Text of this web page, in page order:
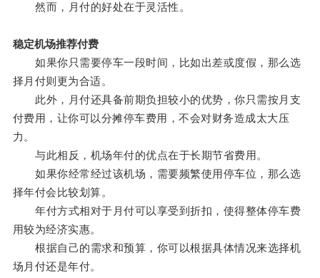
然而，月付的好处在于灵活性。
稳定机场推荐付费
如果你只需要停车一段时间，比如出差或度假，那么选
择月付则更为合适。
此外，月付还具备前期负担较小的优势，你只需按月支
付费用，让你可以分摊停车费用，不会对财务造成太大压
力。
与此相反，机场年付的优点在于长期节省费用。
如果你经常经过该机场，需要频繁使用停车位，那么选
择年付会比较划算。
年付方式相对于月付可以享受到折扣，使得整体停车费
用较为经济实惠。
根据自己的需求和预算，你可以根据具体情况来选择机
场月付还是年付。